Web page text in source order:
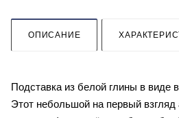
ОПИСАНИЕ
Подставка из белой глины в виде
Этот небольшой на первый взгляд